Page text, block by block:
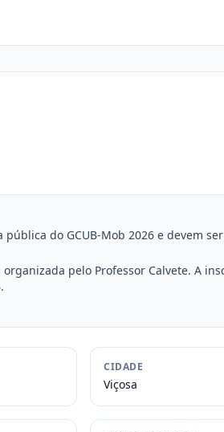
do GCUB-Mob 2026 e devem
pelo Professor Calvete. A
CIDADE
Viçosa